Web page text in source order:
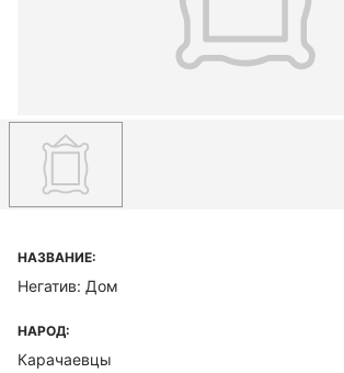
НАЗВАНИЕ:
Негатив: Дом
НАРОД:
Карачаевцы